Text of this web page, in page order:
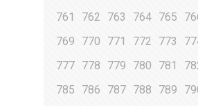
761
762 763 764 765
769
770 771 772 773
777 778 779 780 781
785
786 787 788 789